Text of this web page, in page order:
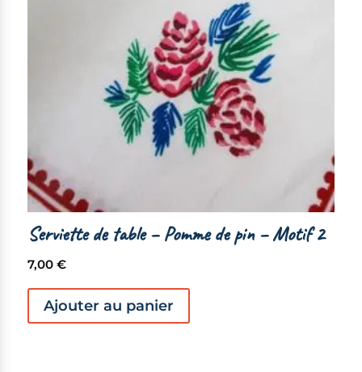
Serviette de table – Pomme de pin – Motif 2
7,00 €
Ajouter au panier